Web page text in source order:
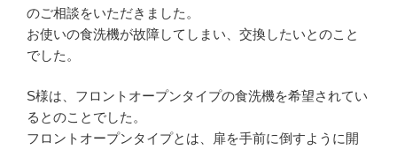
のご相談をいただきました。
お使いの食洗機が故障してしまい、交換したいとのこと
でした。
S様は、フロントオープンタイプの食洗機を希望されてい
るとのことでした。
フロントオープンタイプとは、扉を手前に倒すように開